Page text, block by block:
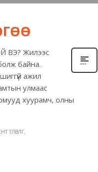
Жилээс
байна.
ажил
улмаас
хуурамч, олны
ТӨЛӨВЛӨГӨӨ